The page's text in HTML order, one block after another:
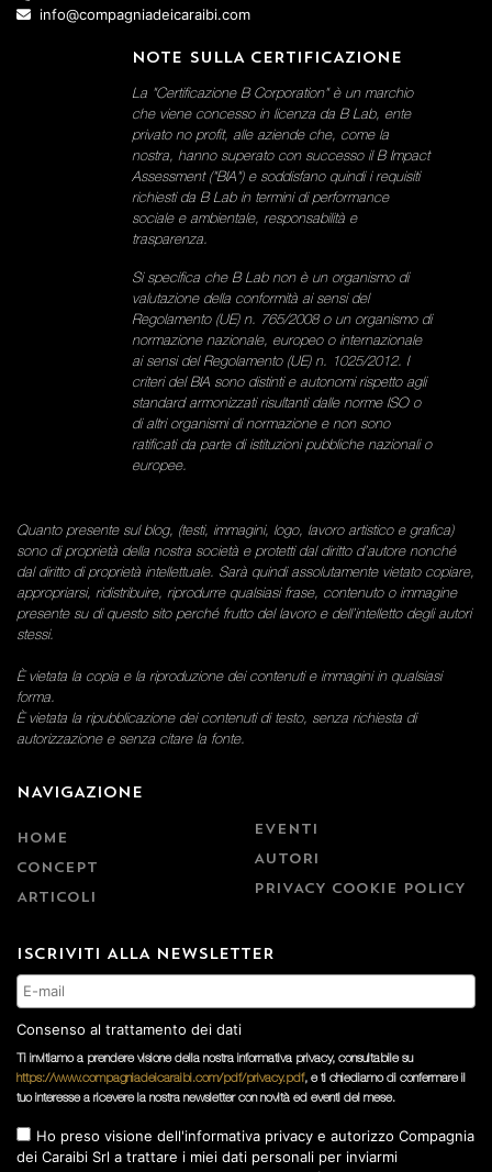
info@compagniadeicaraibi.com
NOTE SULLA CERTIFICAZIONE
La "Certificazione B Corporation" è un marchio
che viene concesso in licenza da B Lab, ente
privato no profit, alle aziende che, come la
nostra, hanno superato con successo il B Impact
Assessment ("BIA") e soddisfano quindi i requisiti
richiesti da B Lab in termini di performance
sociale e ambientale, responsabilità e
trasparenza.
Si specifica che B Lab non è un organismo di
valutazione della conformità ai sensi del
Regolamento (UE) n. 765/2008 o un organismo di
normazione nazionale, europeo o internazionale
ai sensi del Regolamento (UE) n. 1025/2012. I
criteri del BIA sono distinti e autonomi rispetto agli
standard armonizzati risultanti dalle norme ISO o
di altri organismi di normazione e non sono
ratificati da parte di istituzioni pubbliche nazionali o
europee.
Quanto presente sul blog, (testi, immagini, logo, lavoro artistico e grafica)
sono di proprietà della nostra società e protetti dal diritto d’autore nonché
dal diritto di proprietà intellettuale. Sarà quindi assolutamente vietato copiare,
appropriarsi, ridistribuire, riprodurre qualsiasi frase, contenuto o immagine
presente su di questo sito perché frutto del lavoro e dell’intelletto degli autori
stessi.
È vietata la copia e la riproduzione dei contenuti e immagini in qualsiasi
forma.
È vietata la ripubblicazione dei contenuti di testo, senza richiesta di
autorizzazione e senza citare la fonte.
NAVIGAZIONE
HOME
CONCEPT
ARTICOLI
EVENTI
AUTORI
PRIVACY COOKIE POLICY
ISCRIVITI ALLA NEWSLETTER
Consenso al trattamento dei dati
Ti invitiamo a prendere visione della nostra informativa privacy, consultabile su
https://www.compagniadeicaraibi.com/pdf/privacy.pdf, e ti chiediamo di confermare il
tuo interesse a ricevere la nostra newsletter con novità ed eventi del mese.
Ho preso visione dell'informativa privacy e autorizzo Compagnia
dei Caraibi Srl a trattare i miei dati personali per inviarmi